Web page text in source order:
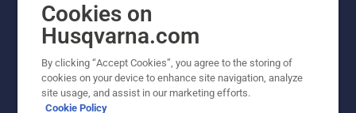
Cookies on
Husqvarna.com
By clicking “Accept Cookies”, you agree to the storing of
cookies on your device to enhance site navigation, analyze
site usage, and assist in our marketing efforts.
Cookie Policy